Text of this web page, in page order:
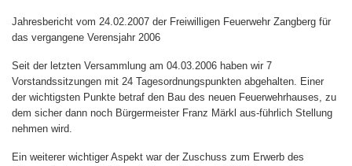
Jahresbericht vom 24.02.2007 der Freiwilligen Feuerwehr Zangberg für
das vergangene Verensjahr 2006
Seit der letzten Versammlung am 04.03.2006 haben wir 7
Vorstandssitzungen mit 24 Tagesordnungspunkten abgehalten. Einer
der wichtigsten Punkte betraf den Bau des neuen Feuerwehrhauses, zu
dem sicher dann noch Bürgermeister Franz Märkl aus-führlich Stellung
nehmen wird.
Ein weiterer wichtiger Aspekt war der Zuschuss zum Erwerb des